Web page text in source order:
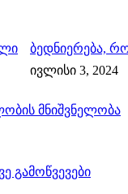
ბედნიერება,
ივლისი 3, 2024
მნიშვნელობა
გამოწვევები